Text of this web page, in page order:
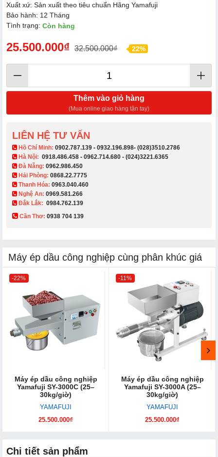
Xuất xứ: Sản xuất theo tiêu chuẩn Hãng Yamafuji
Bảo hành: 12 Tháng
Tình trạng: Còn hàng
25.500.000₫ 32.500.000₫ 22%
Thêm vào giỏ hàng
(Mua online giao hàng tận tay)
LIÊN HỆ TƯ VẤN
​ Hồ Chí Minh: 0902.787.139 - 0932.196.898- (028)3510.2786
Hà Nội: 0918.486.458 - 0962.714.680 - (024)3221.6365
Đà Nẵng: 0962.986.450
Hải Phòng: 0868.22.7775
Thanh Hóa: 0963.040.460
Nghệ An: 0969.581.266
Đắk Lắk: 0984.762.139
Cần Thơ: 0938 704 139​
Máy ép dầu công nghiệp cùng phân khúc giá
-22%
Máy ép dầu công nghiệp
Yamafuji SY-3000C (25–
30kg/giờ)
YAMAFUJI
25.500.000₫
-11%
Máy ép dầu công nghiệp
Yamafuji SY-3000A (25–
30kg/giờ)
YAMAFUJI
25.500.000₫
Chi tiết sản phẩm